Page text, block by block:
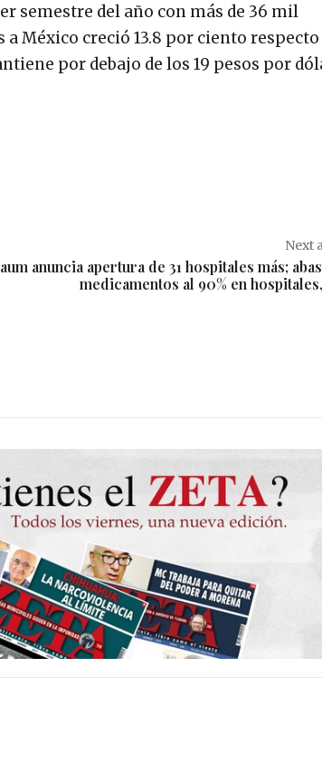
semestre del año con más de 36 mil
México creció 13.8 por ciento
por debajo de los 19 pesos por
Next
anuncia apertura de 31 hospitales más;
medicamentos al 90% en